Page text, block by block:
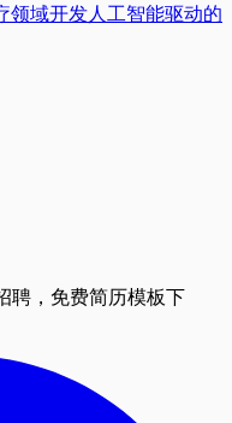
领域开发人工智能驱动的
聘，免费简历模板下